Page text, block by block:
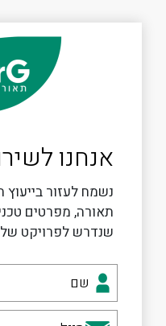
אנחנו
נשמח לעזור בייעוץ
תאורה, מפרטים
שנדרש לפרויקט